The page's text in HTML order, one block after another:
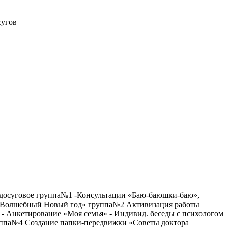
группа№1 -Консультации «Баю-баюшки-баю»,
Новый год» группа№2 Активизация работы
«Моя семья» - Индивид. беседы с психологом
Создание папки-передвижки «Советы доктора